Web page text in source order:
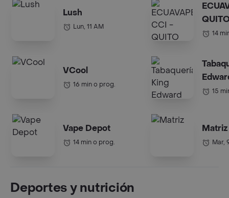
Lush
Lun, 11 AM
VCool
16 min o prog.
Vape Depot
14 min o prog.
14
15
Matriz
Mar,
Deportes y nutrición